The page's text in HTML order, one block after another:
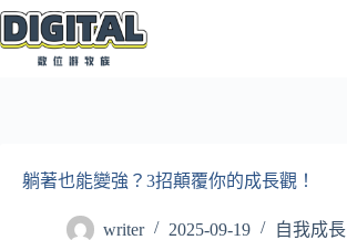
跳
至
躺著也能變強？3招顛覆你的成長觀！
writer 2025-09-19 自我成長